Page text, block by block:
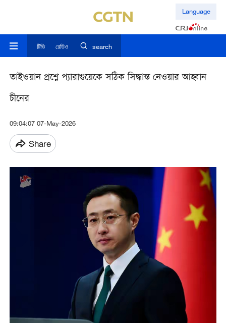
Language
টিভি রেডিও search
তাইওয়ান প্রশ্নে প্যারাগুয়েকে সঠিক সিদ্ধান্ত নেওয়ার আহ্বান
চীনের
09:04:07 07-May-2026
Share